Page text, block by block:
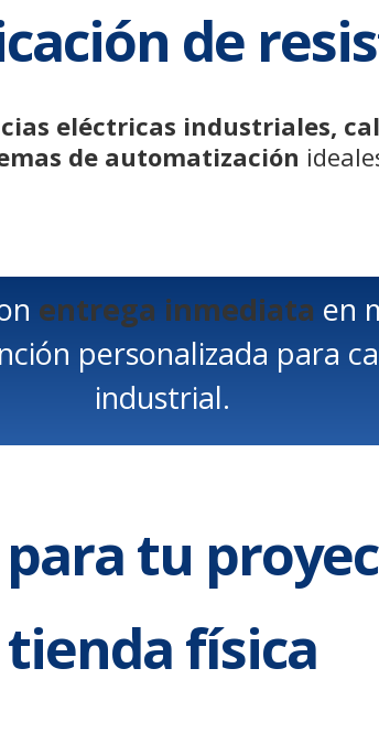
de
eléctricas industriales,
de automatización
entrega inmediata en
personalizada para
industrial.
tu
tienda física